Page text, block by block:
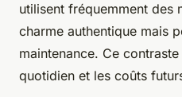
utilisent fréquemment des
charme authentique mais
maintenance. Ce
quotidien et les coûts